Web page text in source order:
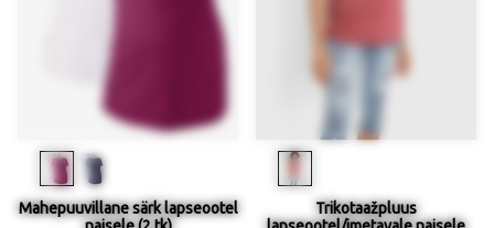
Mahepuuvillane särk lapseootel
Trikotaažpluus